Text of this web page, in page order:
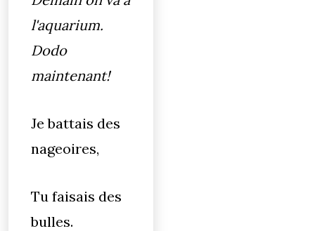
l'aquarium.
Dodo
maintenant!
Je battais des
nageoires,
Tu faisais des
bulles.